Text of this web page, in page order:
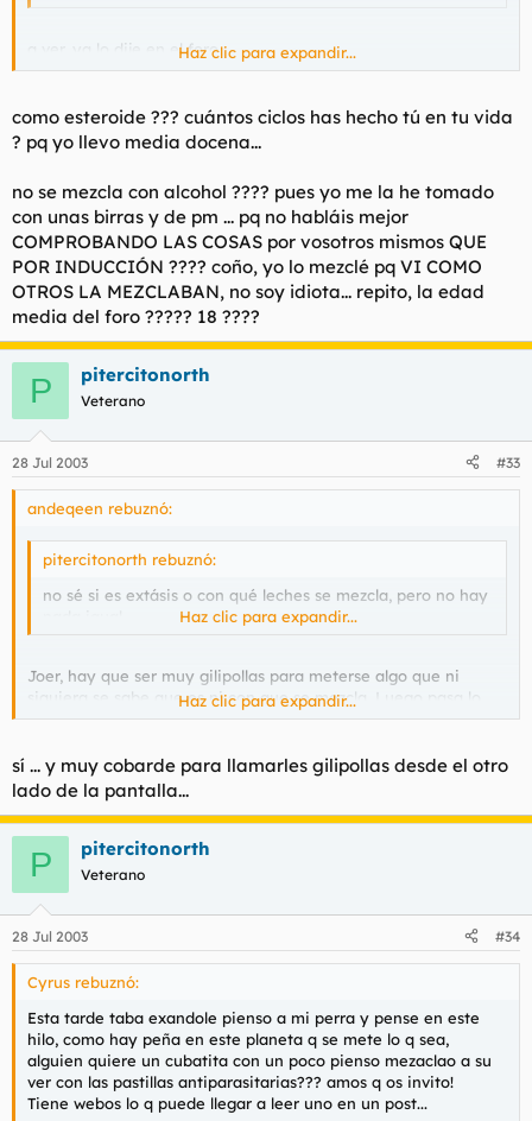
a ver, ya lo dije en el foro...
el GHB no es extasis, es un tranquilizante para caballos y
alcohol tienes casi todas las papeletas para una parada
cardiorespiratoria...
Haz clic para expandir...
como esteroide ??? cuántos ciclos has hecho tú en tu vida
? pq yo llevo media docena...
no se mezcla con alcohol ???? pues yo me la he tomado
con unas birras y de pm ... pq no habláis mejor
COMPROBANDO LAS COSAS por vosotros mismos QUE
POR INDUCCIÓN ???? coño, yo lo mezclé pq VI COMO
OTROS LA MEZCLABAN, no soy idiota... repito, la edad
media del foro ????? 18 ????
P pitercitonorth
Veterano
28 Jul 2003 #33
andeqeen rebuznó:
pitercitonorth rebuznó:
no sé si es extásis o con qué leches se mezcla, pero no hay
Haz clic para expandir...
Joer, hay que ser muy gilipollas para meterse algo que ni
siquiera se sabe que es ni con que se mezcla. Luego pasa lo
que pasa....
Haz clic para expandir...
sí ... y muy cobarde para llamarles gilipollas desde el otro
lado de la pantalla...
P pitercitonorth
Veterano
28 Jul 2003 #34
Cyrus rebuznó:
Esta tarde taba exandole pienso a mi perra y pense en este
hilo, como hay peña en este planeta q se mete lo q sea,
alguien quiere un cubatita con un poco pienso mezaclao a su
ver con las pastillas antiparasitarias??? amos q os invito!
Tiene webos lo q puede llegar a leer uno en un post...